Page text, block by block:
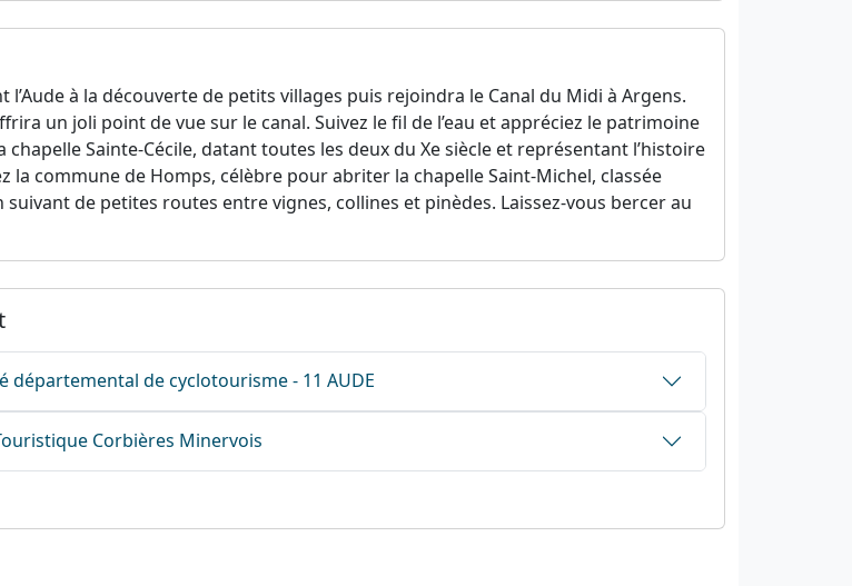
à la découverte de petits villages puis rejoindra le Canal du Midi à Argens.
un joli point de vue sur le canal. Suivez le fil de l’eau et appréciez le patrimoine
chapelle Sainte-Cécile, datant toutes les deux du Xe siècle et représentant l’histoire
commune de Homps, célèbre pour abriter la chapelle Saint-Michel, classée
de petites routes entre vignes, collines et pinèdes. Laissez-vous bercer au
départemental de cyclotourisme - 11 AUDE
Corbières Minervois